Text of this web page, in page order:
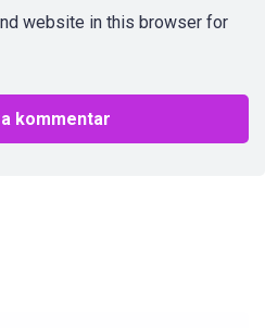
website in this browser for